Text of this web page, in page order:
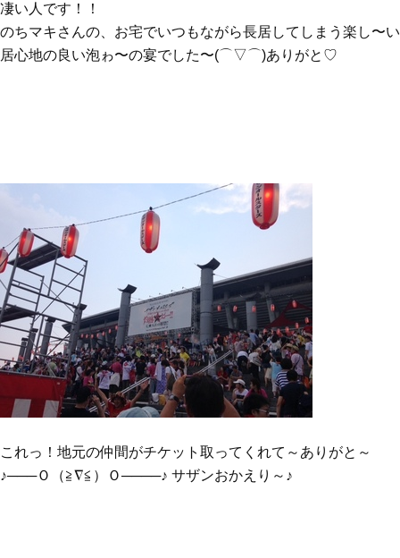
凄い人です！！
のちマキさんの、お宅でいつもながら長居してしまう楽し〜い
居心地の良い泡ゎ〜の宴でした〜(⌒▽⌒)ありがと♡
これっ！地元の仲間がチケット取ってくれて～ありがと～
♪───Ｏ（≧∇≦）Ｏ────♪ サザンおかえり～♪